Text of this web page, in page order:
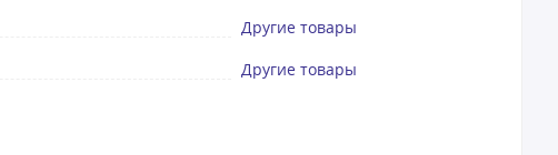
Другие товары
Другие товары